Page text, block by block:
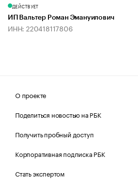
ДЕЙСТВУЕТ
ИП Вальтер Роман Эмануилович
ИНН: 220418117806
О проекте
Поделиться новостью на РБК
Получить пробный доступ
Корпоративная подписка РБК
Стать экспертом